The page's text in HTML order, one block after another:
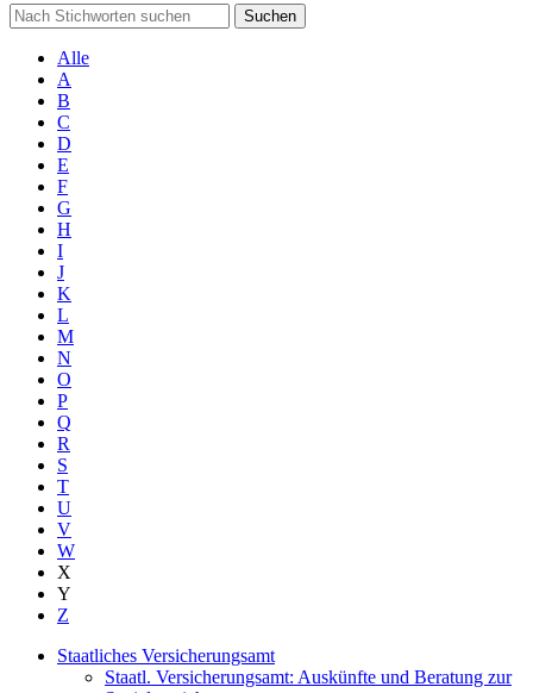
Suchen
Alle
A
B
C
D
E
F
G
H
I
J
K
L
M
N
O
P
Q
R
S
T
U
V
W
X
Y
Z
Staatliches Versicherungsamt
Staatl. Versicherungsamt: Auskünfte und Beratung zur